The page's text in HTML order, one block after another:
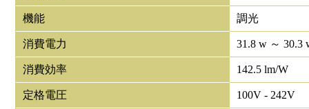
機能 調光
消費電力 31.8 w ～ 30.3
消費効率 142.5 lm/W
定格電圧 100V - 242V